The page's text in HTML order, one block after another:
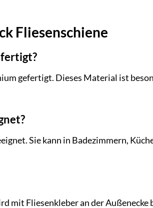
Fliesenschiene
gefertigt. Dieses Material ist
Sie kann in Badezimmern,
mit Fliesenkleber an der Außenecke